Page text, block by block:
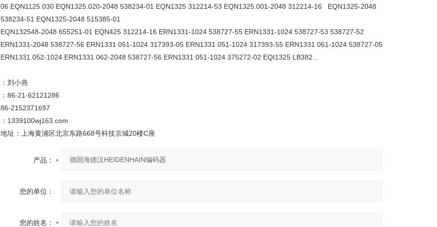
06 EQN1125.030 EQN1325.020-2048 538234-01 EQN1325 312214-53 EQN1325.001-2048 312214-16 EQN1325-2048
538234-51 EQN1325-2048 515385-01
EQN132548-2048 655251-01 EQN425 312214-16 ERN1331-1024 538727-55 ERN1331-1024 538727-53 538727-52
ERN1331-2048 538727-56 ERN1331 051-1024 317393-05 ERN1331 051-1024 317393-55 ERN1331 061-1024 538727-05
ERN1331.052-1024 ERN1331 062-2048 538727-56 ERN1331 051-1024 375272-02 EQI1325 LB382...
：刘小燕
：86-21-62121286
86-2152371697
：1339100wj163.com
地址：上海黄浦区北京东路668号科技京城20楼C座
产品：
您的单位：
您的姓名：